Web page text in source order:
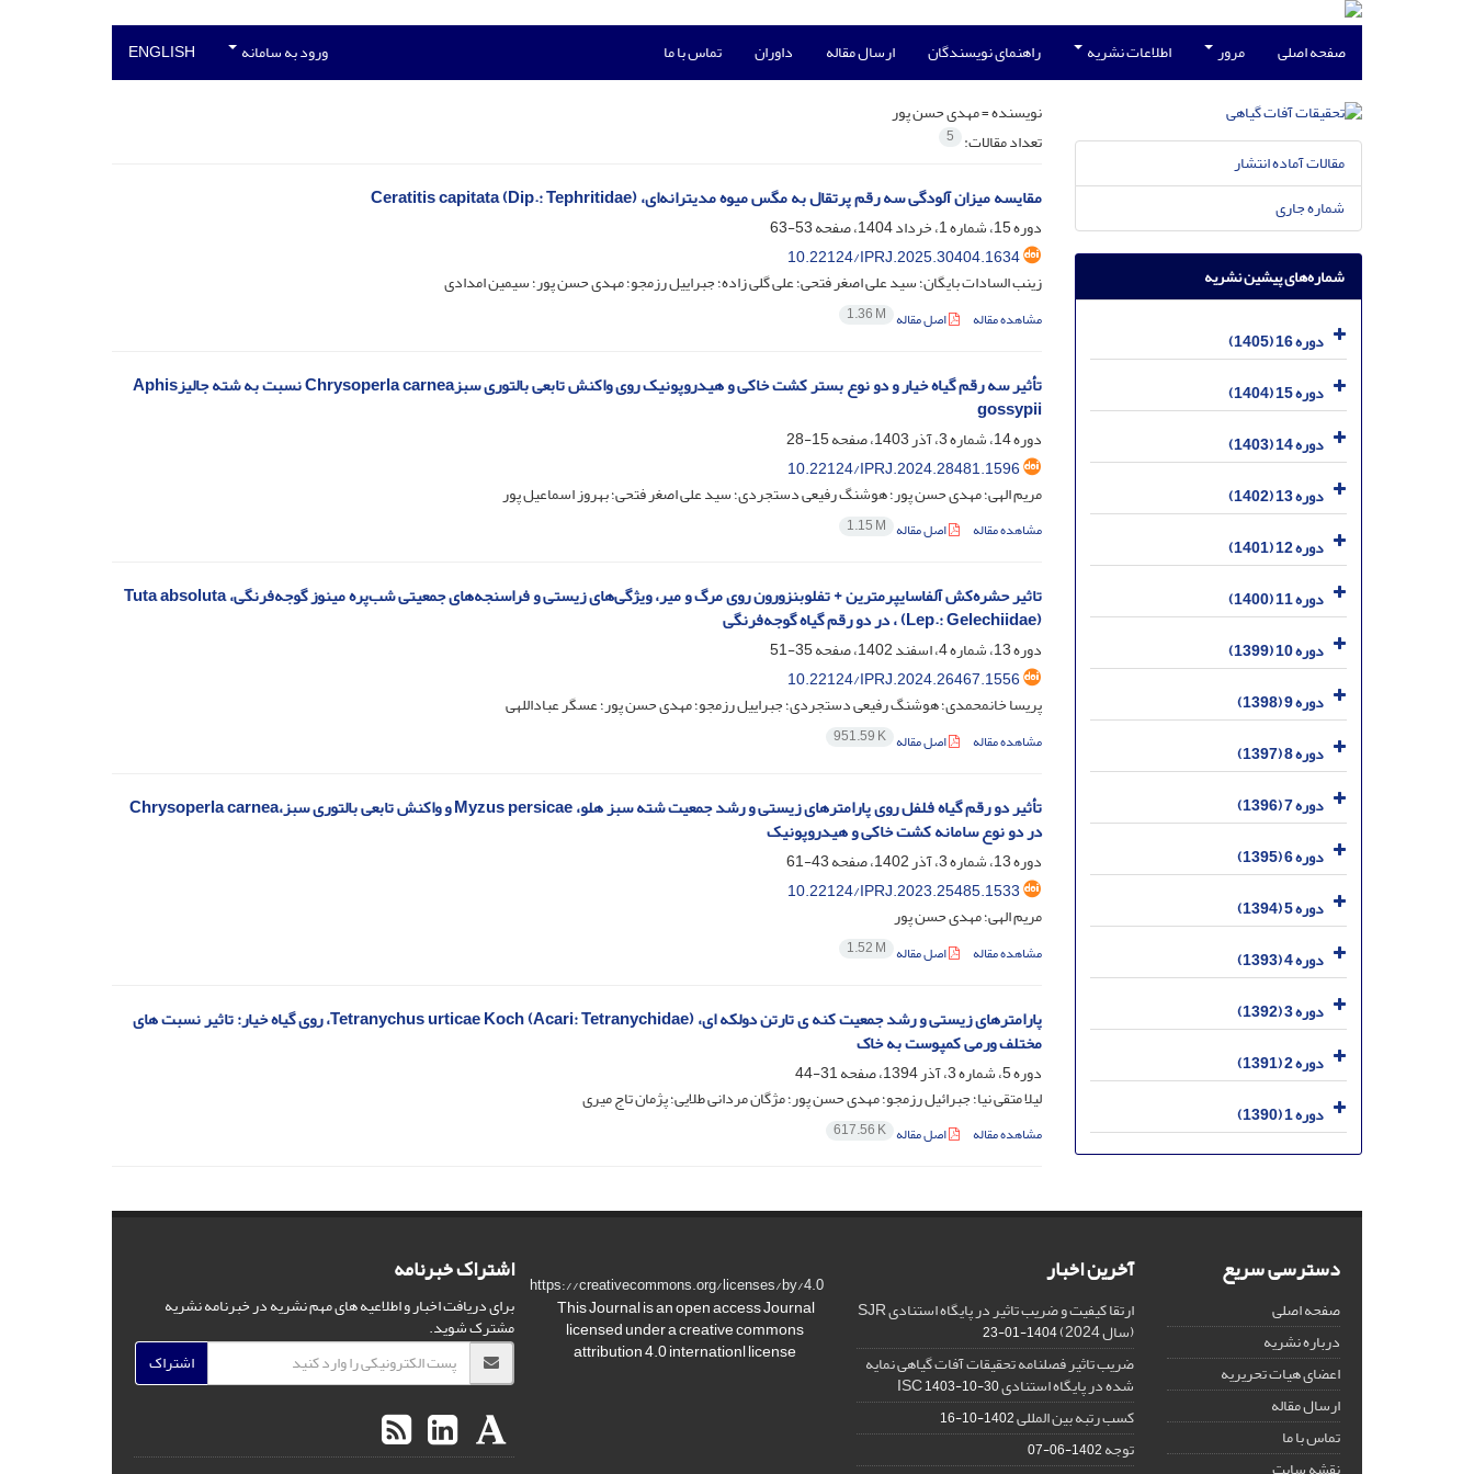
صفحه اصلی مرور اطلاعات نشریه راهنمای نویسندگان ارسال مقاله داوران تماس با ما ورود به سامانه ENGLISH
نویسنده =مهدی حسن پور
تعداد مقالات: 5
مقایسه میزان آلودگی سه رقم پرتقال به مگس میوه مدیترانه‌ای، Ceratitis capitata (Dip.: Tephritidae)
دوره 15، شماره 1، خرداد 1404، صفحه
53-63
10.22124/IPRJ.2025.30404.1634
زینب السادات بایگان؛ سید علی اصغر فتحی؛ علی گلی زاده؛ جبراییل رزمجو؛ مهدی حسن پور؛ سیمین امدادی
مشاهده مقاله اصل مقاله 1.36 M
تأثیر سه رقم گیاه خیار و دو نوع بستر کشت خاکی و هیدروپونیک روی واکنش تابعی بالتوری سبزChrysoperla carnea نسبت به شته‌ جالیزAphis
gossypii
دوره 14، شماره 3، آذر 1403، صفحه
15-28
10.22124/IPRJ.2024.28481.1596
مریم الهی؛ مهدی حسن پور؛ هوشنگ رفیعی دستجردی؛ سید علی اصغر فتحی؛ بهروز اسماعیل پور
مشاهده مقاله اصل مقاله 1.15 M
تاثیر حشره‌کش آلفاسایپرمترین + تفلوبنزورون روی مرگ و میر، ویژگی‌های زیستی و فراسنجه‌های جمعیتی شب‌پره مینوز گوجه‌فرنگی، Tuta absoluta
(Lep.: Gelechiidae) ، در دو رقم گیاه گوجه‌فرنگی
دوره 13، شماره 4، اسفند 1402، صفحه
35-51
10.22124/IPRJ.2024.26467.1556
پریسا خانمحمدی؛ هوشنگ رفیعی دستجردی؛ جبراییل رزمجو؛ مهدی حسن پور؛ عسگر عباداللهی
مشاهده مقاله اصل مقاله 951.59 K
تأثیر دو رقم گیاه فلفل روی پارامترهای زیستی و رشد جمعیت شته سبز هلو، Myzus persicae و واکنش تابعی بالتوری سبز،Chrysoperla carnea
در دو نوع سامانه کشت خاکی و هیدروپونیک
دوره 13، شماره 3، آذر 1402، صفحه
43-61
10.22124/IPRJ.2023.25485.1533
مریم الهی؛ مهدی حسن پور
مشاهده مقاله اصل مقاله 1.52 M
پارامترهای زیستی و رشد جمعیت کنه ی تارتن دولکه ای، (Tetranychus urticae Koch (Acari: Tetranychidae، روی گیاه خیار: تاثیر نسبت های
مختلف ورمی کمپوست به خاک
دوره 5، شماره 3، آذر 1394، صفحه
31-44
لیلا متقی نیا؛ جبرائیل رزمجو؛ مهدی حسن پور؛ مژگان مردانی طلایی؛ پژمان تاج میری
مشاهده مقاله اصل مقاله 617.56 K
مقالات آماده انتشار
شماره جاری
شماره‌های پیشین نشریه
دوره 16 (1405)
دوره 15 (1404)
دوره 14 (1403)
دوره 13 (1402)
دوره 12 (1401)
دوره 11 (1400)
دوره 10 (1399)
دوره 9 (1398)
دوره 8 (1397)
دوره 7 (1396)
دوره 6 (1395)
دوره 5 (1394)
دوره 4 (1393)
دوره 3 (1392)
دوره 2 (1391)
دوره 1 (1390)
دسترسی سریع
صفحه اصلی
درباره نشریه
اعضای هیات تحریریه
ارسال مقاله
تماس با ما
آخرین اخبار
ارتقا کیفیت و ضریب تاثیر در پایگاه استنادی SJR
(سال 2024) 1404-01-23
ضریب تاثیر فصلنامه تحقیقات آفات گیاهی نمایه
شده در پایگاه استنادی ISC1403-10-30
کسب رتبه بین المللی1402-10-16
توجه1402-06-07
https://creativecommons.org/licenses/by/4.0
This Journal is an open access Journal
licensed under a creative commons
attribution 4.0 internationl license
اشتراک خبرنامه
برای دریافت اخبار و اطلاعیه های مهم نشریه در خبرنامه نشریه
مشترک شوید.
اشتراک